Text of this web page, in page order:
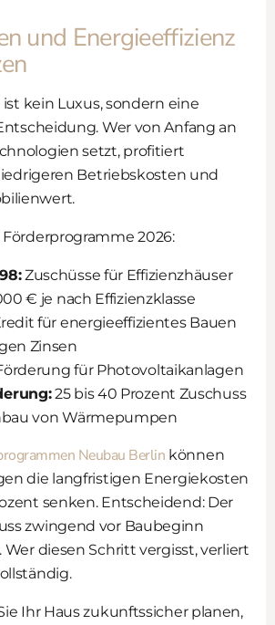
und Energieeffizienz
kein Luxus, sondern eine
Wer von Anfang an
setzt, profitiert
Betriebskosten und
2026:
Zuschüsse für Effizienzhäuser
€ je nach Effizienzklasse
für energieeffizientes Bauen
Zinsen
für Photovoltaikanlagen
25 bis 40 Prozent Zuschuss
von Wärmepumpen
Neubau Berlin können
die langfristigen Energiekosten
senken. Entscheidend: Der
zwingend vor Baubeginn
diesen Schritt vergisst, verliert
Ihr Haus zukunftssicher planen,